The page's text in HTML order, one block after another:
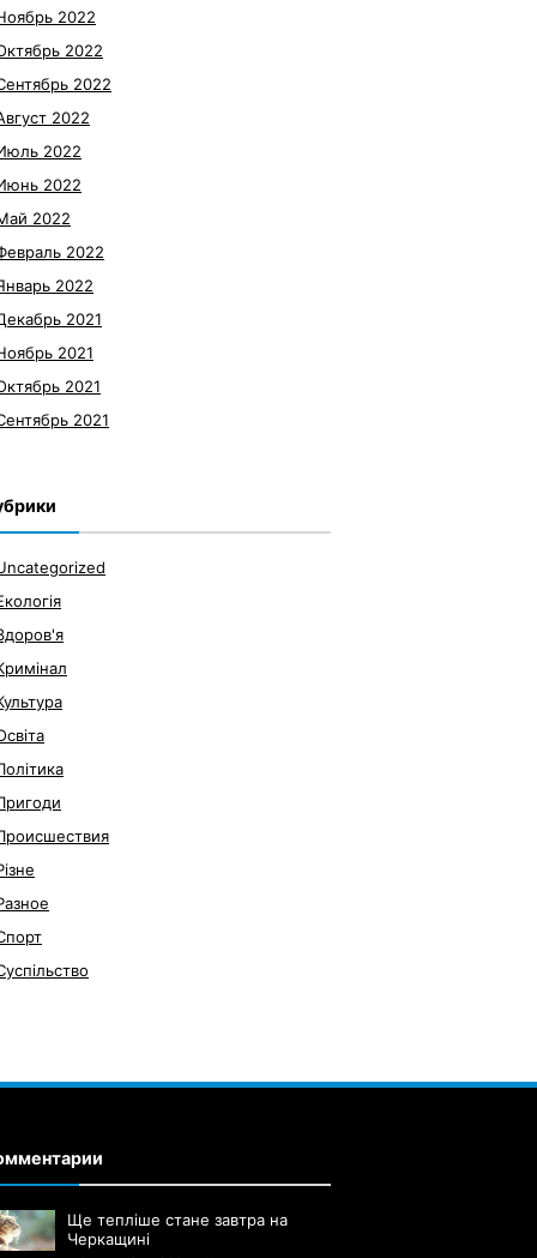
2022
2022
2022
2022
2022
2022
2022
2022
2022
2021
2021
2021
2021
Ще тепліше стане завтра на
Черкащині